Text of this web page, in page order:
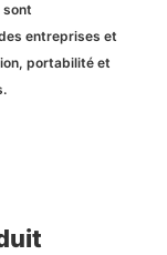
sont
entreprises et
portabilité et